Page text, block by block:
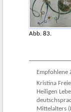
Abb. 83.
Empfohlene
Kristina
Heiligen
Mittelalters